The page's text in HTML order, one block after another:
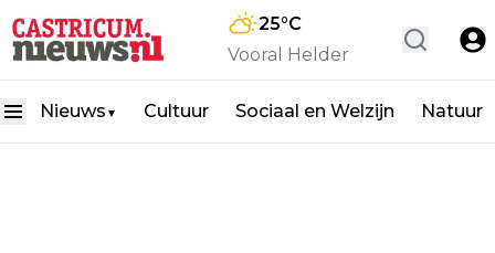
25°C
Vooral Helder
Nieuws ▼ Cultuur Sociaal en Welzijn Natuur